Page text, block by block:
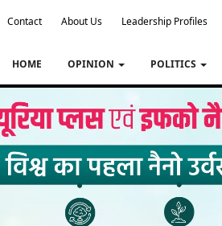
Contact About Us Leadership Profiles
HOME OPINION POLITICS